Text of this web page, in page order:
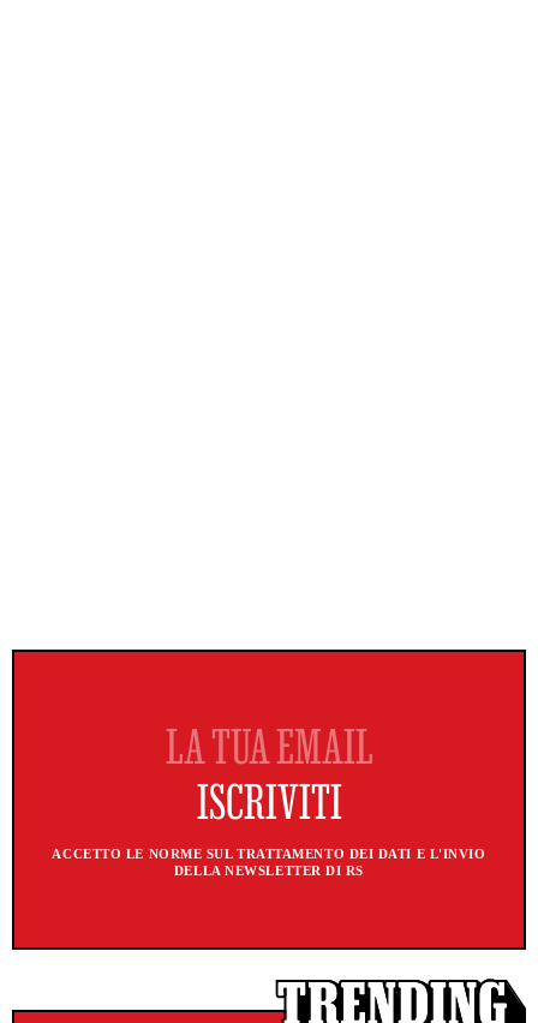
ACCETTO LE NORME SUL TRATTAMENTO DEI DATI E L'INVIO
DELLA NEWSLETTER DI RS